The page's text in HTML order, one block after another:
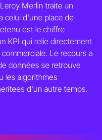
Merlin traite un
celui d'une place de
est le chiffre
KPI qui relie directement
Le recours a
données se retrouve
les algorithmes
d'un autre temps.